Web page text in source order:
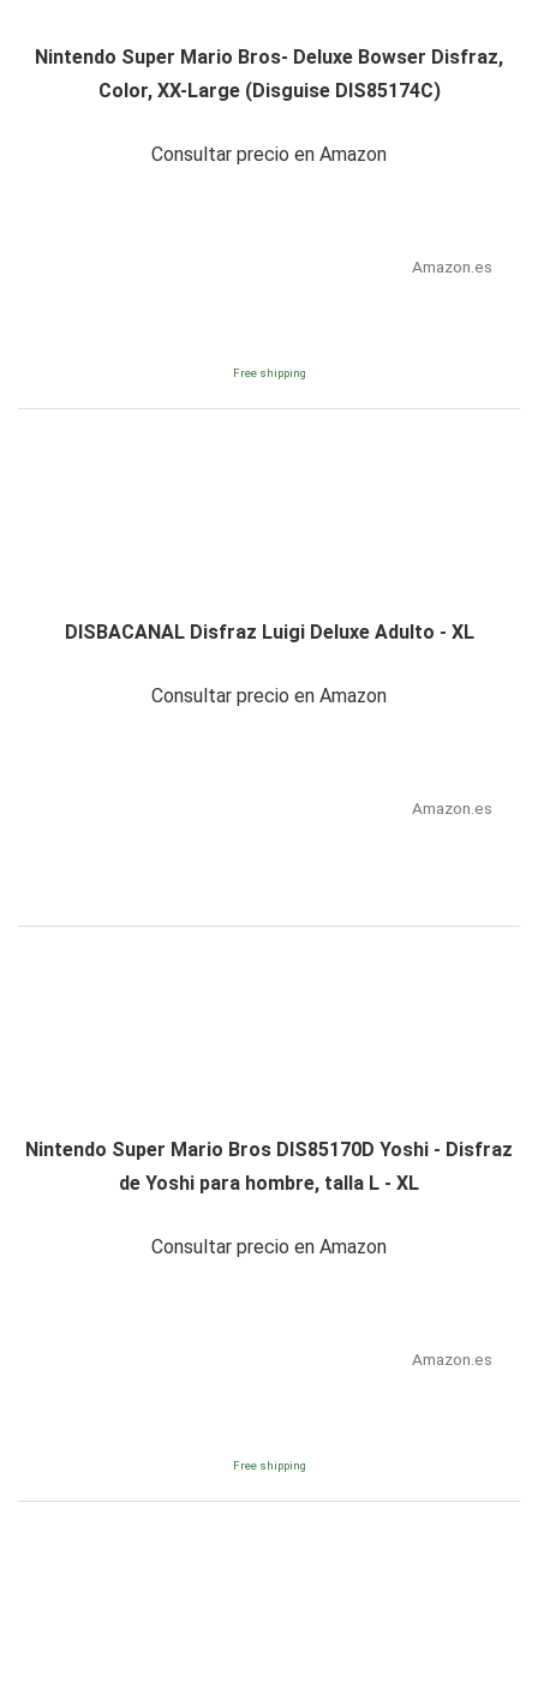
Nintendo Super Mario Bros- Deluxe Bowser Disfraz,
Color, XX-Large (Disguise DIS85174C)
Consultar precio en Amazon
Amazon.es
Free shipping
DISBACANAL Disfraz Luigi Deluxe Adulto - XL
Consultar precio en Amazon
Amazon.es
Nintendo Super Mario Bros DIS85170D Yoshi - Disfraz
de Yoshi para hombre, talla L - XL
Consultar precio en Amazon
Amazon.es
Free shipping